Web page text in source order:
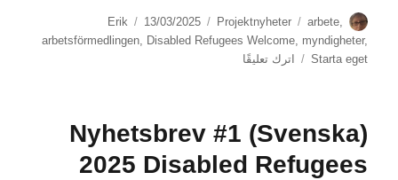
الكاتب Erik
نُشرت
في
13/03/2025
التصنيفات Projektnyheter
الوسوم arbete,
arbetsförmedlingen, Disabled Refugees Welcome, myndigheter,
Starta eget
اترك تعليقًا
”Man
vara
(Svenska) Nyhetsbrev #1
2025 Disabled Refugees